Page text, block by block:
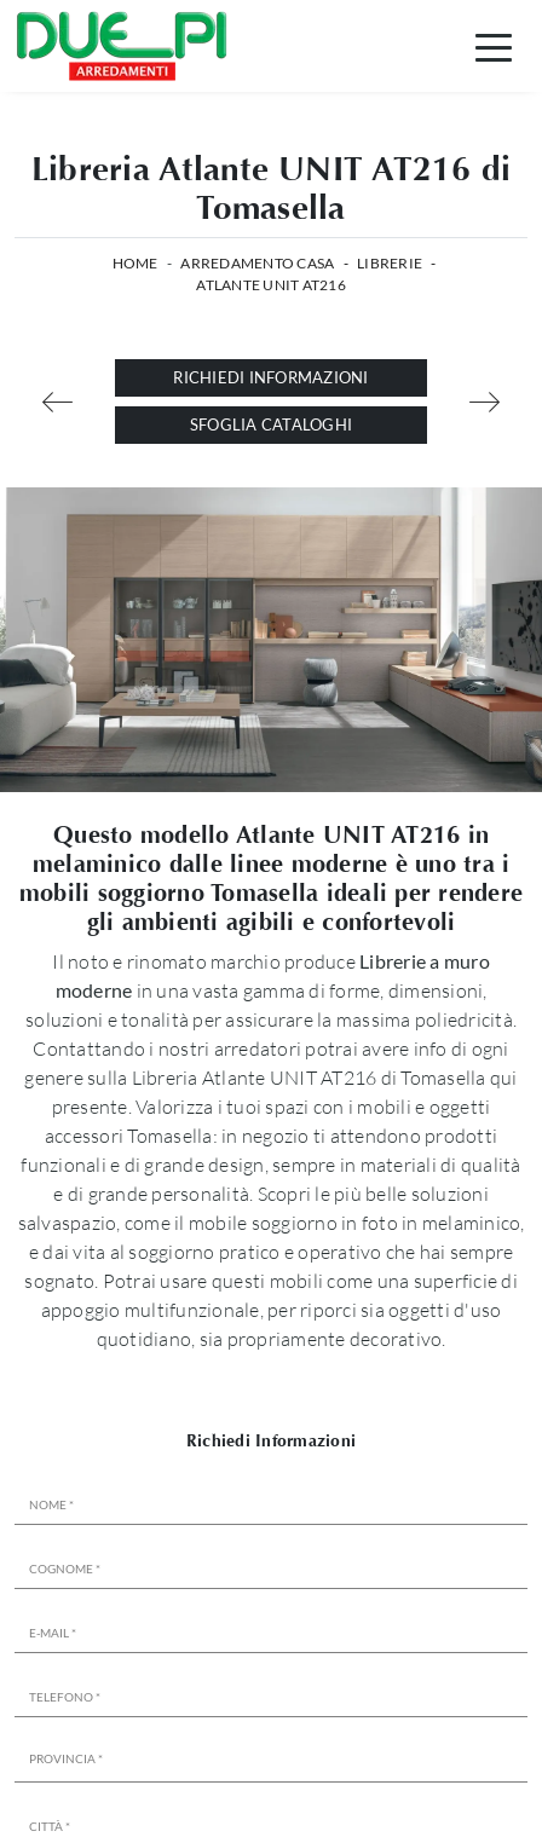
Libreria Atlante UNIT AT216 di
Tomasella
HOME - ARREDAMENTO CASA - LIBRERIE -
ATLANTE UNIT AT216
RICHIEDI INFORMAZIONI
SFOGLIA CATALOGHI
Questo modello Atlante UNIT AT216 in
melaminico dalle linee moderne è uno tra i
mobili soggiorno Tomasella ideali per rendere
gli ambienti agibili e confortevoli
Il noto e rinomato marchio produce Librerie a muro
moderne in una vasta gamma di forme, dimensioni,
soluzioni e tonalità per assicurare la massima poliedricità.
Contattando i nostri arredatori potrai avere info di ogni
genere sulla Libreria Atlante UNIT AT216 di Tomasella qui
presente. Valorizza i tuoi spazi con i mobili e oggetti
accessori Tomasella: in negozio ti attendono prodotti
funzionali e di grande design, sempre in materiali di qualità
e di grande personalità. Scopri le più belle soluzioni
salvaspazio, come il mobile soggiorno in foto in melaminico,
e dai vita al soggiorno pratico e operativo che hai sempre
sognato. Potrai usare questi mobili come una superficie di
appoggio multifunzionale, per riporci sia oggetti d'uso
quotidiano, sia propriamente decorativo.
Richiedi Informazioni